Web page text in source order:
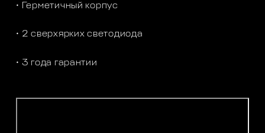
• Герметичный корпус
• 2 сверхярких светодиода
• 3 года гарантии